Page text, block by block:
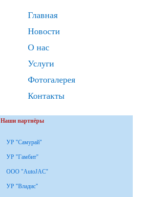
Главная
Новости
О нас
Услуги
Фотогалерея
Контакты
Наши партнёры
УР "Самурай"
УР "Гамбит"
ООО "AutoJAC"
УР "Владис"